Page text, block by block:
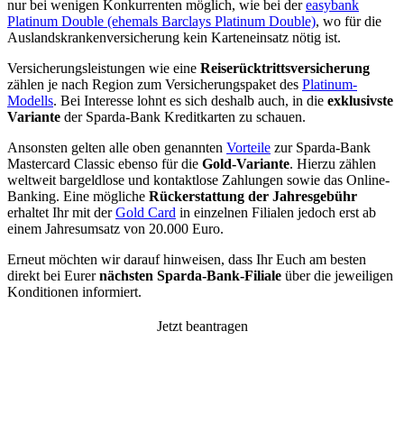
nur bei wenigen Konkurrenten möglich, wie bei dereasybank
Platinum Double (ehemals Barclays Platinum Double), wo für die
Auslandskrankenversicherung kein Karteneinsatz nötig ist.
Versicherungsleistungen wie eine Reiserücktrittsversicherung
zählen je nach Region zum Versicherungspaket des Platinum-
Modells. Bei Interesse lohnt es sich deshalb auch, in die exklusivste
Variante der Sparda-Bank Kreditkarten zu schauen.
Ansonsten gelten alle oben genannten Vorteile zur Sparda-Bank
Mastercard Classic ebenso für die Gold-Variante. Hierzu zählen
weltweit bargeldlose und kontaktlose Zahlungen sowie das Online-
Banking. Eine mögliche Rückerstattung der Jahresgebühr
erhaltet Ihr mit derGold Card in einzelnen Filialen jedoch erst ab
einem Jahresumsatz von 20.000 Euro.
Erneut möchten wir darauf hinweisen, dass Ihr Euch am besten
direkt bei Eurernächsten Sparda-Bank-Filiale über die jeweiligen
Konditionen informiert.
Jetzt beantragen